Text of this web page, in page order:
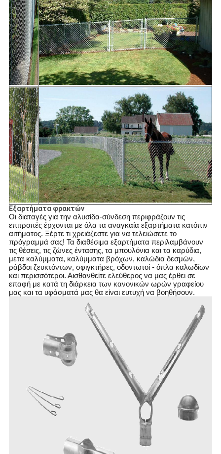
Εξαρτήματα φρακτών
Οι διαταγές για την αλυσίδα-σύνδεση περιφράζουν τις
επιτροπές έρχονται με όλα τα αναγκαία εξαρτήματα κατόπιν
αιτήματος. Ξέρτε τι χρειάζεστε για να τελειώσετε το
πρόγραμμά σας! Τα διαθέσιμα εξαρτήματα περιλαμβάνουν
τις θέσεις, τις ζώνες έντασης, τα μπουλόνια και τα καρύδια,
μετα καλύμματα, καλύμματα βρόχων, καλώδια δεσμών,
ράβδοι ζευκτόντων, σφιγκτήρες, οδοντωτοί - όπλα καλωδίων
και περισσότεροι. Αισθανθείτε ελεύθερος να μας έρθει σε
επαφή με κατά τη διάρκεια των κανονικών ωρών γραφείου
μας και τα υφάσματά μας θα είναι ευτυχή να βοηθήσουν.